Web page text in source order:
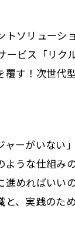
トソリュー
ビス「リク
す！次世代
ーがいない
うな仕組み
めればいい
、実践のた